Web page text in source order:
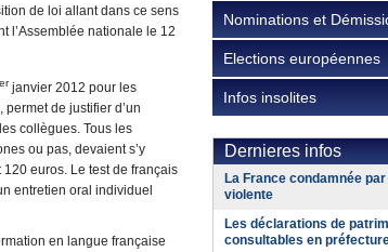
de loi allant dans ce sens
l’Assemblée nationale le 12
er janvier 2012 pour les
de justifier d’un
collègues. Tous les
ou pas, devaient s’y
euros. Le test de français
entretien oral individuel
en langue française
Nominations et
Elections européennes
Infos insolites
Dernieres infos
La France condamnée
violente
Les déclarations de
consultables en